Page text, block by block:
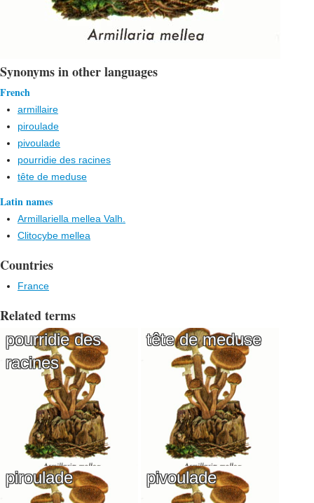
Synonyms in other languages
French
armillaire
piroulade
pivoulade
pourridie des racines
tête de meduse
Latin names
Armillariella mellea Valh.
Clitocybe mellea
Countries
France
Related terms
pourridie des
racines
tête de meduse
piroulade pivoulade